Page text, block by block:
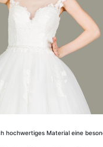
hochwertiges Material eine